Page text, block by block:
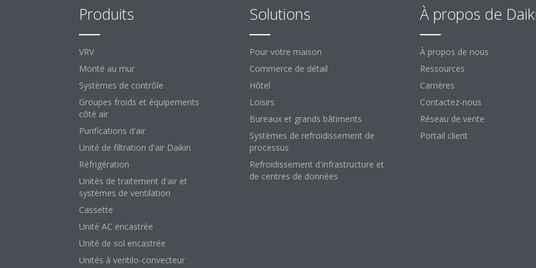
Produits
VRV
Monté au mur
Systèmes de contrôle
Groupes froids et équipements
côté air
Purifications d'air
Unité de filtration d'air Daikin
Réfrigération
Unités de traitement d'air et
systèmes de ventilation
Cassette
Unité AC encastrée
Unité de sol encastrée
Unités à ventilo-convecteur
Solutions
Pour votre maison
Commerce de détail
Hôtel
Loisirs
Bureaux et grands bâtiments
Systèmes de refroidissement de
processus
Refroidissement d'infrastructure et
de centres de données
À propos de
À propos de nous
Ressources
Carrières
Contactez-nous
Réseau de vente
Portail client